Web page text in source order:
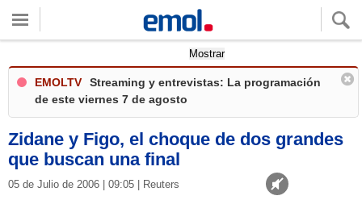
Mostrar
EMOLTV
Streaming y entrevistas: La programación
de este viernes 7 de agosto
Zidane y Figo, el choque de dos grandes
que buscan una final
05 de Julio de 2006 | 09:05 | Reuters